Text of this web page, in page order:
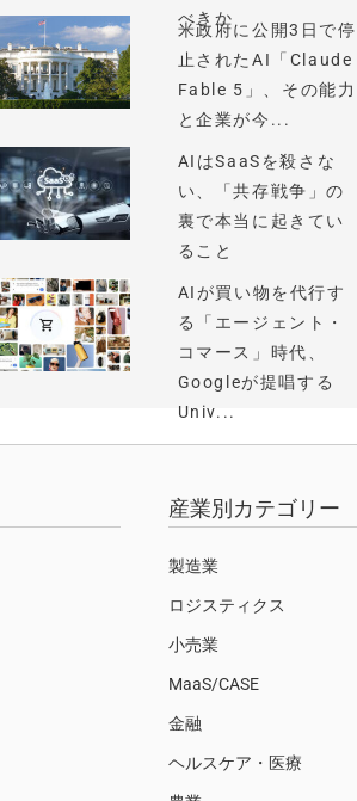
べきか
米政府に公開3日で停
止されたAI「Claude
Fable 5」、その能力
と企業が今...
AIはSaaSを殺さな
い、「共存戦争」の
裏で本当に起きてい
ること
AIが買い物を代行す
る「エージェント・
コマース」時代、
Googleが提唱する
Univ...
産業別カテゴリー
製造業
ロジスティクス
小売業
MaaS/CASE
金融
ヘルスケア・医療